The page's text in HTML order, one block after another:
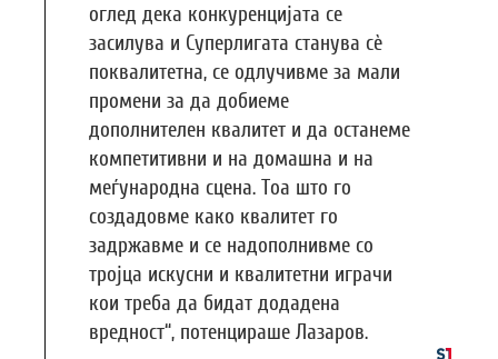
оглед дека конкуренцијата се
засилува и Суперлигата станува сè
поквалитетна, се одлучивме за мали
промени за да добиеме
дополнителен квалитет и да останеме
компетитивни и на домашна и на
меѓународна сцена. Тоа што го
создадовме како квалитет го
задржавме и се надополнивме со
тројца искусни и квалитетни играчи
кои треба да бидат додадена
вредност“, потенцираше Лазаров.